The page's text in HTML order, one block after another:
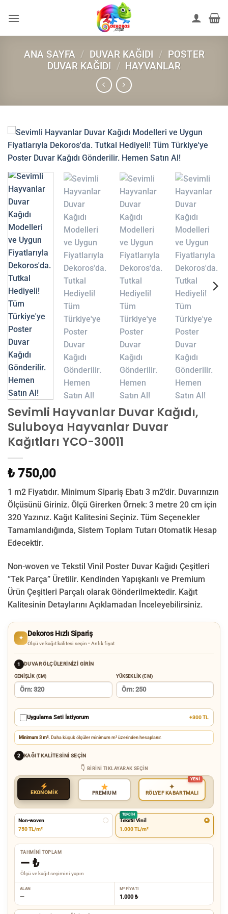
atla
ANA SAYFA / DUVAR KAĞIDI / POSTER
DUVAR KAĞIDI / HAYVANLAR
Sevimli Hayvanlar Duvar Kağıdı,
Suluboya Hayvanlar Duvar
Kağıtları YCO-30011
₺ 750,00
1 m2 Fiyatıdır. Minimum Sipariş Ebatı 3 m2’dir. Duvarınızın
Ölçüsünü Giriniz. Ölçü Girerken Örnek: 3 metre 20 cm için
320 Yazınız. Kağıt Kalitesini Seçiniz. Tüm Seçenekler
Tamamlandığında, Sistem Toplam Tutarı Otomatik Hesap
Edecektir.
Non-woven ve Tekstil Vinil Poster Duvar Kağıdı Çeşitleri
”Tek Parça” Üretilir. Kendinden Yapışkanlı ve Premium
Ürün Çeşitleri Parçalı olarak Gönderilmektedir. Kağıt
Kalitesinin Detaylarını Açıklamadan İnceleyebilirsiniz.
✦
Dekoros Hızlı Sipariş
Ölçü ve kağıt kalitesi seçin • Anlık fiyat
1 DUVAR ÖLÇÜLERINIZI GIRIN
GENIŞLIK (CM) YÜKSEKLIK (CM)
Uygulama Seti İstiyorum +300 TL
Minimum 3 m². Daha küçük ölçüler minimum m² üzerinden hesaplanır.
2 KAĞIT KALITESINI SEÇIN
BIRINI TIKLAYARAK SEÇIN
EKONOMİK PREMIUM
✦
RÖLYEF KABARTMALI
Non-woven
750 TL/m²
TERCIH
Tekstil Vinil
1.000 TL/m²
TAHMINI TOPLAM
— ₺
Ölçü ve kağıt seçimini yapın
ALAN
—
M² FIYATI
1.000 ₺